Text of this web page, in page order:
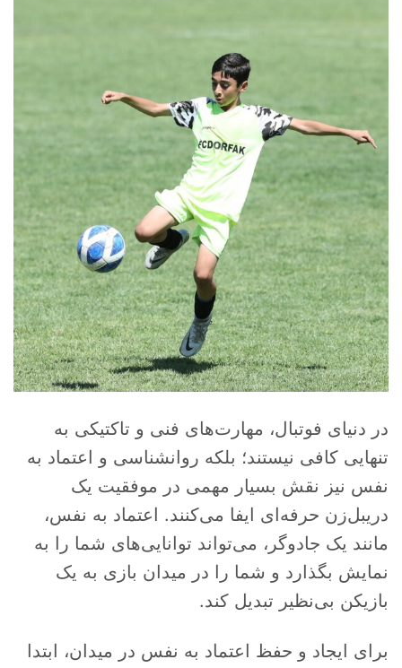
در دنیای فوتبال، مهارت‌های فنی و تاکتیکی به
تنهایی کافی نیستند؛ بلکه روانشناسی و اعتماد به
نفس نیز نقش بسیار مهمی در موفقیت یک
دریبل‌زن حرفه‌ای ایفا می‌کنند. اعتماد به نفس،
مانند یک جادوگر، می‌تواند توانایی‌های شما را به
نمایش بگذارد و شما را در میدان بازی به یک
بازیکن بی‌نظیر تبدیل کند.
برای ایجاد و حفظ اعتماد به نفس در میدان، ابتدا